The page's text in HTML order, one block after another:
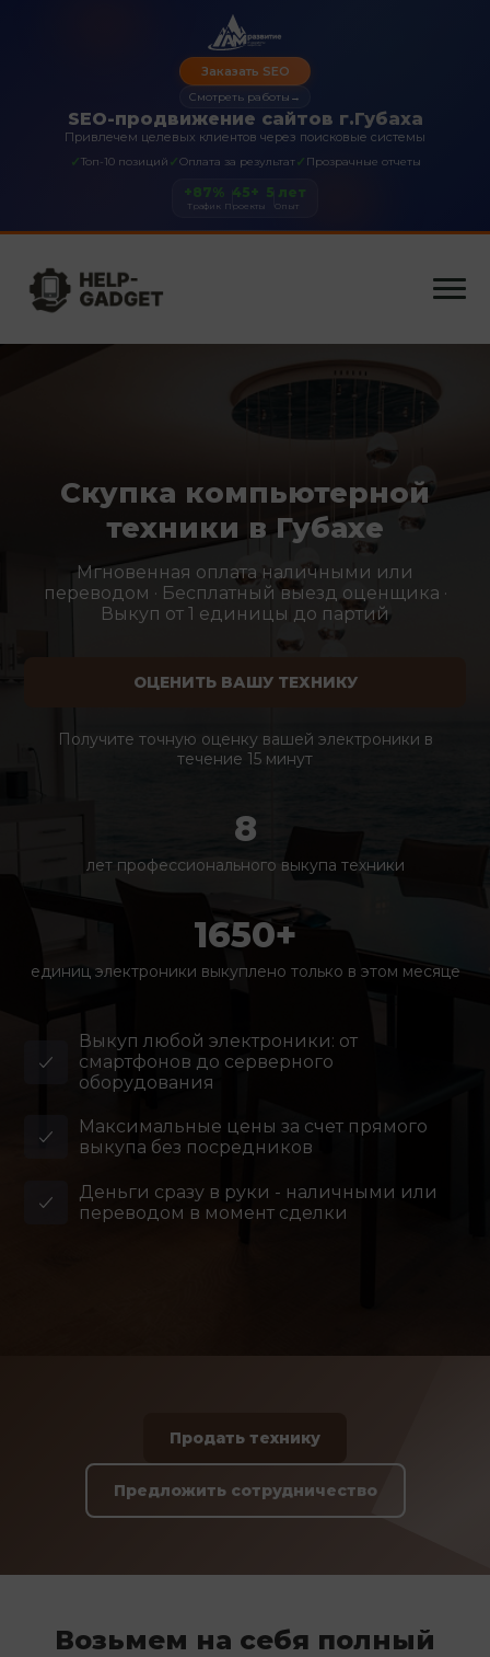
SEO-продвижение сайтов г.Губаха
Привлечем целевых клиентов через поисковые системы
✓Топ-10 позиций ✓Оплата за результат✓ Прозрачные отчеты
Заказать SEO
Смотреть работы →
+87%
Трафик
45+
Проекты
5 лет
Опыт
Скупка компьютерной
техники в Губахе
Мгновенная оплата наличными или
переводом · Бесплатный выезд оценщика ·
Выкуп от 1 единицы до партий
ОЦЕНИТЬ ВАШУ ТЕХНИКУ
Получите точную оценку вашей электроники в
течение 15 минут
8
лет профессионального выкупа техники
1650+
единиц электроники выкуплено только в этом месяце
Выкуп любой электроники: от
смартфонов до серверного
оборудования
Максимальные цены за счет прямого
выкупа без посредников
Деньги сразу в руки - наличными или
переводом в момент сделки
Продать технику
Предложить сотрудничество
Возьмем на себя полный